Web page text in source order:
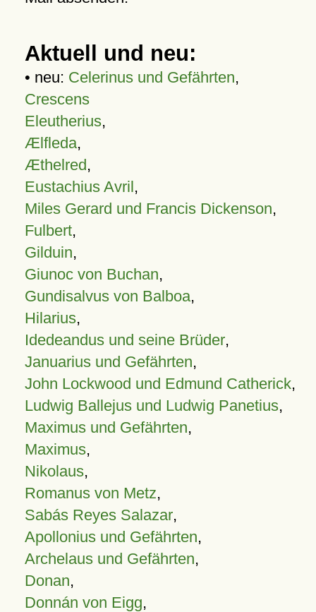
Aktuell und neu:
• neu: Celerinus und Gefährten,
Crescens
Eleutherius,
Ælfleda,
Æthelred,
Eustachius Avril,
Miles Gerard und Francis Dickenson,
Fulbert,
Gilduin,
Giunoc von Buchan,
Gundisalvus von Balboa,
Hilarius,
Idedeandus und seine Brüder,
Januarius und Gefährten,
John Lockwood und Edmund Catherick,
Ludwig Ballejus und Ludwig Panetius,
Maximus und Gefährten,
Maximus,
Nikolaus,
Romanus von Metz,
Sabás Reyes Salazar,
Apollonius und Gefährten,
Archelaus und Gefährten,
Donan,
Donnán von Eigg,